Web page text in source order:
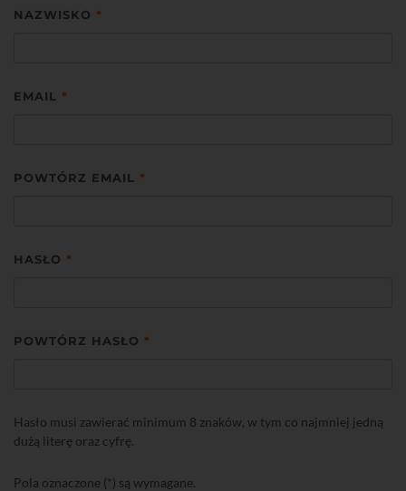
NAZWISKO *
EMAIL *
POWTÓRZ EMAIL *
HASŁO *
POWTÓRZ HASŁO *
Hasło musi zawierać minimum 8 znaków, w tym co najmniej jedną
dużą literę oraz cyfrę.
Pola oznaczone (*) są wymagane.